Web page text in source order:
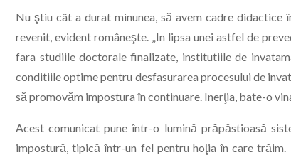
Nu ştiu cât a durat minunea, să avem cadre
revenit, evident româneşte. „In lipsa unei astfel de
fara studiile doctorale finalizate, institutiile de
conditiile optime pentru desfasurarea procesului de
să promovăm impostura în continuare. Inerţia, bate-o
Acest comunicat pune într-o lumină prăpăstioasă
impostură, tipică într-un fel pentru hoţia în care